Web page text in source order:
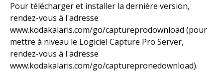
Pour télécharger et installer la dernière version,
rendez-vous à l'adresse
www.kodakalaris.com/go/captureprodownload (pour
mettre à niveau le Logiciel Capture Pro Server,
rendez-vous à l'adresse
www.kodakalaris.com/go/capturepronedownload).